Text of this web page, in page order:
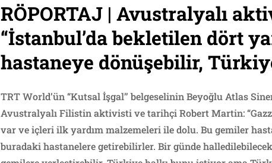
RÖPORTAJ | Avustralyalı
“İstanbul’da bekletilen dört
hastaneye dönüşebilir,
TRT World’ün “Kutsal İşgal’’ belgeselinin Beyoğlu Atlas
Avustralyalı Filistin aktivisti ve tarihçi Robert Martin:
var ve içleri ilk yardım malzemeleri ile dolu. Bu gemiler
buradaki hastanelere getirebilirler. Bir günde